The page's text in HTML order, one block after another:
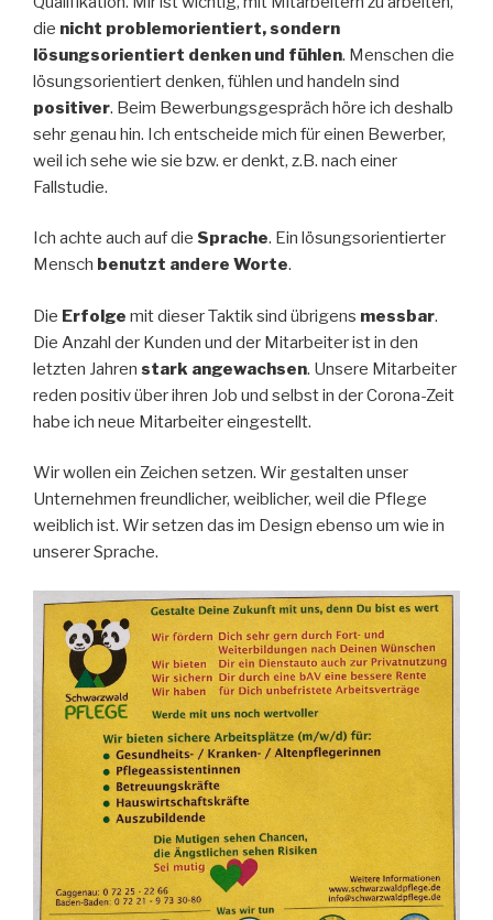
die nicht problemorientiert, sondern
lösungsorientiert denken und fühlen. Menschen die
lösungsorientiert denken, fühlen und handeln sind
positiver. Beim Bewerbungsgespräch höre ich deshalb
sehr genau hin. Ich entscheide mich für einen Bewerber,
weil ich sehe wie sie bzw. er denkt, z.B. nach einer
Fallstudie.
Ich achte auch auf die Sprache. Ein lösungsorientierter
Mensch benutzt andere Worte.
Die Erfolge mit dieser Taktik sind übrigens messbar.
Die Anzahl der Kunden und der Mitarbeiter ist in den
letzten Jahren stark angewachsen. Unsere Mitarbeiter
reden positiv über ihren Job und selbst in der Corona-Zeit
habe ich neue Mitarbeiter eingestellt.
Wir wollen ein Zeichen setzen. Wir gestalten unser
Unternehmen freundlicher, weiblicher, weil die Pflege
weiblich ist. Wir setzen das im Design ebenso um wie in
unserer Sprache.